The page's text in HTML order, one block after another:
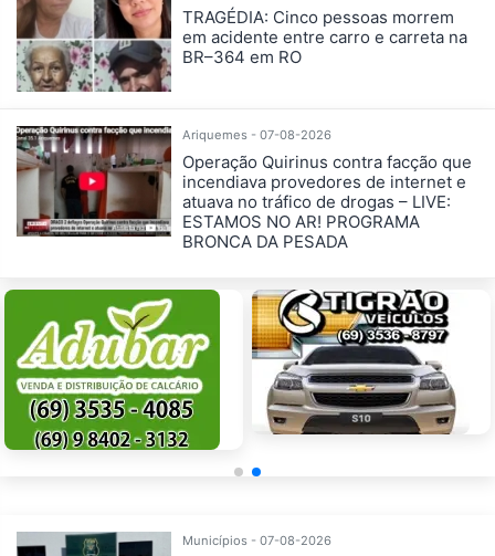
TRAGÉDIA: Cinco pessoas morrem
em acidente entre carro e carreta na
BR–364 em RO
Ariquemes - 07-08-2026
Operação Quirinus contra facção que
incendiava provedores de internet e
atuava no tráfico de drogas – LIVE:
ESTAMOS NO AR! PROGRAMA
BRONCA DA PESADA
Municípios - 07-08-2026